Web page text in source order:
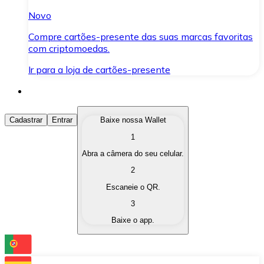
Novo
Compre cartões-presente das suas marcas favoritas
com criptomoedas.
Ir para a loja de cartões-presente
Comprar Criptomoedas
Compre as criptomoedas de seu interesse de forma
Converta suas criptomoedas em moeda fiduciária
Troque uma criptomoeda por outra
Cadastrar Entrar
Baixe nossa Wallet
1
Abra a câmera do seu celular.
2
Escaneie o QR.
3
Baixe o app.